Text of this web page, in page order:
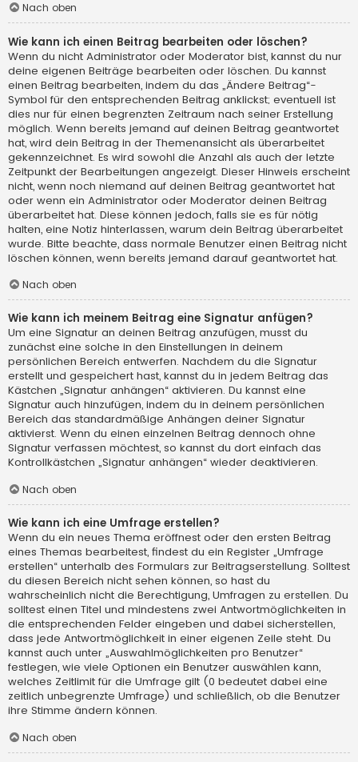
Nach oben
Wie kann ich einen Beitrag bearbeiten oder löschen?
Wenn du nicht Administrator oder Moderator bist, kannst du nur
deine eigenen Beiträge bearbeiten oder löschen. Du kannst
einen Beitrag bearbeiten, indem du das „Ändere Beitrag“-
Symbol für den entsprechenden Beitrag anklickst; eventuell ist
dies nur für einen begrenzten Zeitraum nach seiner Erstellung
möglich. Wenn bereits jemand auf deinen Beitrag geantwortet
hat, wird dein Beitrag in der Themenansicht als überarbeitet
gekennzeichnet. Es wird sowohl die Anzahl als auch der letzte
Zeitpunkt der Bearbeitungen angezeigt. Dieser Hinweis erscheint
nicht, wenn noch niemand auf deinen Beitrag geantwortet hat
oder wenn ein Administrator oder Moderator deinen Beitrag
überarbeitet hat. Diese können jedoch, falls sie es für nötig
halten, eine Notiz hinterlassen, warum dein Beitrag überarbeitet
wurde. Bitte beachte, dass normale Benutzer einen Beitrag nicht
löschen können, wenn bereits jemand darauf geantwortet hat.
Nach oben
Wie kann ich meinem Beitrag eine Signatur anfügen?
Um eine Signatur an deinen Beitrag anzufügen, musst du
zunächst eine solche in den Einstellungen in deinem
persönlichen Bereich entwerfen. Nachdem du die Signatur
erstellt und gespeichert hast, kannst du in jedem Beitrag das
Kästchen „Signatur anhängen“ aktivieren. Du kannst eine
Signatur auch hinzufügen, indem du in deinem persönlichen
Bereich das standardmäßige Anhängen deiner Signatur
aktivierst. Wenn du einen einzelnen Beitrag dennoch ohne
Signatur verfassen möchtest, so kannst du dort einfach das
Kontrollkästchen „Signatur anhängen“ wieder deaktivieren.
Nach oben
Wie kann ich eine Umfrage erstellen?
Wenn du ein neues Thema eröffnest oder den ersten Beitrag
eines Themas bearbeitest, findest du ein Register „Umfrage
erstellen“ unterhalb des Formulars zur Beitragserstellung. Solltest
du diesen Bereich nicht sehen können, so hast du
wahrscheinlich nicht die Berechtigung, Umfragen zu erstellen. Du
solltest einen Titel und mindestens zwei Antwortmöglichkeiten in
die entsprechenden Felder eingeben und dabei sicherstellen,
dass jede Antwortmöglichkeit in einer eigenen Zeile steht. Du
kannst auch unter „Auswahlmöglichkeiten pro Benutzer“
festlegen, wie viele Optionen ein Benutzer auswählen kann,
welches Zeitlimit für die Umfrage gilt (0 bedeutet dabei eine
zeitlich unbegrenzte Umfrage) und schließlich, ob die Benutzer
ihre Stimme ändern können.
Nach oben